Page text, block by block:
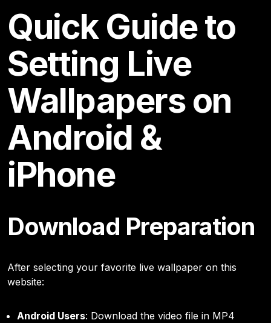
Quick Guide to
Setting Live
Wallpapers on
Android &
iPhone
Download Preparation
After selecting your favorite live wallpaper on this
website:
Android Users: Download the video file in MP4